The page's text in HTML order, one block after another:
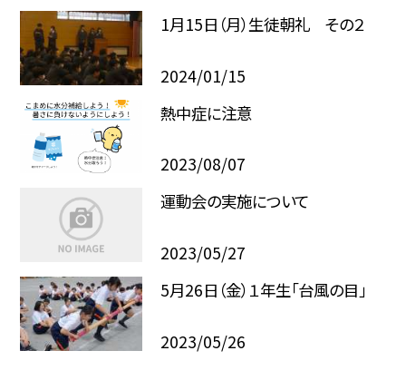
1月15日（月）生徒朝礼 その２
2024/01/15
熱中症に注意
2023/08/07
運動会の実施について
2023/05/27
5月26日（金）１年生「台風の目」
2023/05/26